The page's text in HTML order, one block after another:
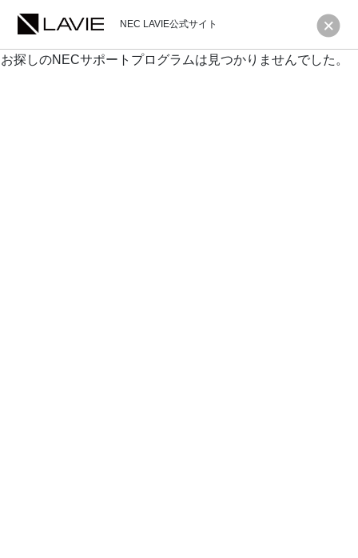
NEC LAVIE公式サイト
お探しのNECサポートプログラムは見つかりませんでした。